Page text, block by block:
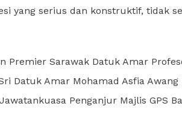
yang serius dan konstruktif, tidak
Premier Sarawak Datuk Amar
Datuk Amar Mohamad Asfia
Penganjur Majlis GPS